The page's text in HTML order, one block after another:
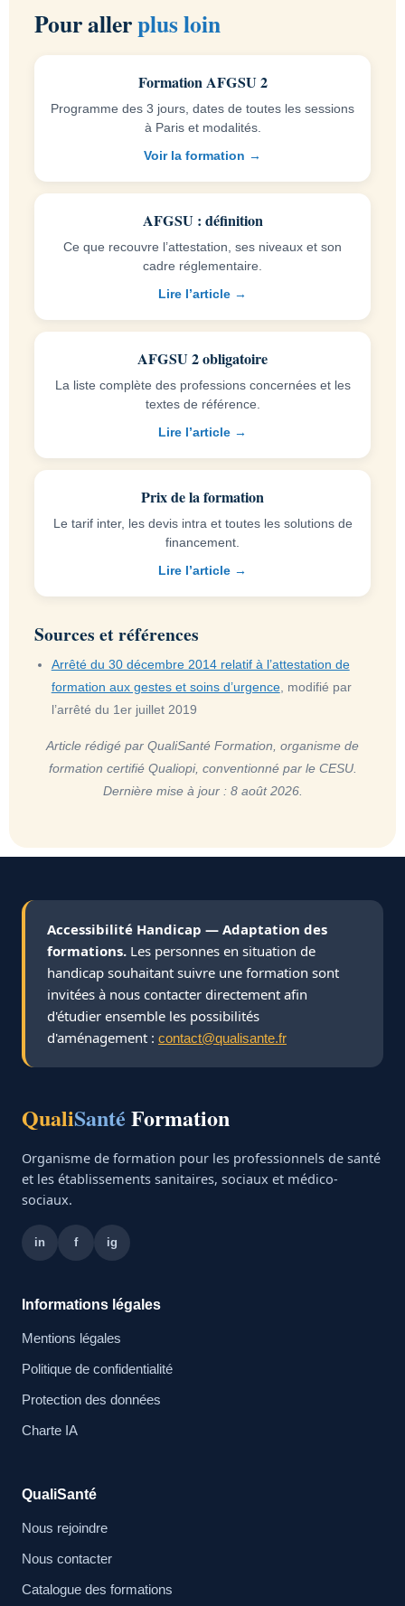
Pour allerplus loin
Formation AFGSU 2
Programme des 3 jours, dates de toutes les sessions
à Paris et modalités.
Voir la formation →
AFGSU : définition
Ce que recouvre l’attestation, ses niveaux et son
cadre réglementaire.
Lire l’article →
AFGSU 2 obligatoire
La liste complète des professions concernées et les
textes de référence.
Lire l’article →
Prix de la formation
Le tarif inter, les devis intra et toutes les solutions de
financement.
Lire l’article →
Sources et références
Arrêté du 30 décembre 2014 relatif à l’attestation de
formation aux gestes et soins d’urgence, modifié par
l’arrêté du 1er juillet 2019
Article rédigé par QualiSanté Formation, organisme de
formation certifié Qualiopi, conventionné par le CESU.
Dernière mise à jour : 8 août 2026.
Accessibilité Handicap — Adaptation des
formations. Les personnes en situation de
handicap souhaitant suivre une formation sont
invitées à nous contacter directement afin
d'étudier ensemble les possibilités
d'aménagement : contact@qualisante.fr
QualiSanté Formation
Organisme de formation pour les professionnels de santé
et les établissements sanitaires, sociaux et médico-
sociaux.
in f ig
Informations légales
Mentions légales
Politique de confidentialité
Protection des données
Charte IA
QualiSanté
Nous rejoindre
Nous contacter
Catalogue des formations